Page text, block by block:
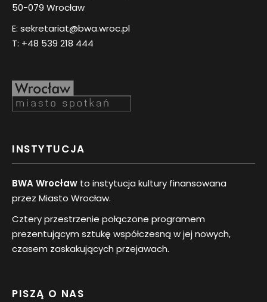
50-079 Wrocław
E: sekretariat@bwa.wroc.pl
T: +48 539 218 444
INSTYTUCJA
BWA Wrocław to instytucja kultury finansowana
przez Miasto Wrocław.
Cztery przestrzenie połączone programem
prezentującym sztukę współczesną w jej nowych,
czasem zaskakujących przejawach.
PISZĄ O NAS